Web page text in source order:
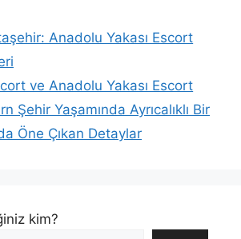
Anadolu Yakası Escort
ve Anadolu Yakası Escort
Şehir Yaşamında Ayrıcalıklı Bir
Öne Çıkan Detaylar
kim?